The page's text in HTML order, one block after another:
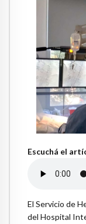
Escuchá el
El Servicio de
del Hospital